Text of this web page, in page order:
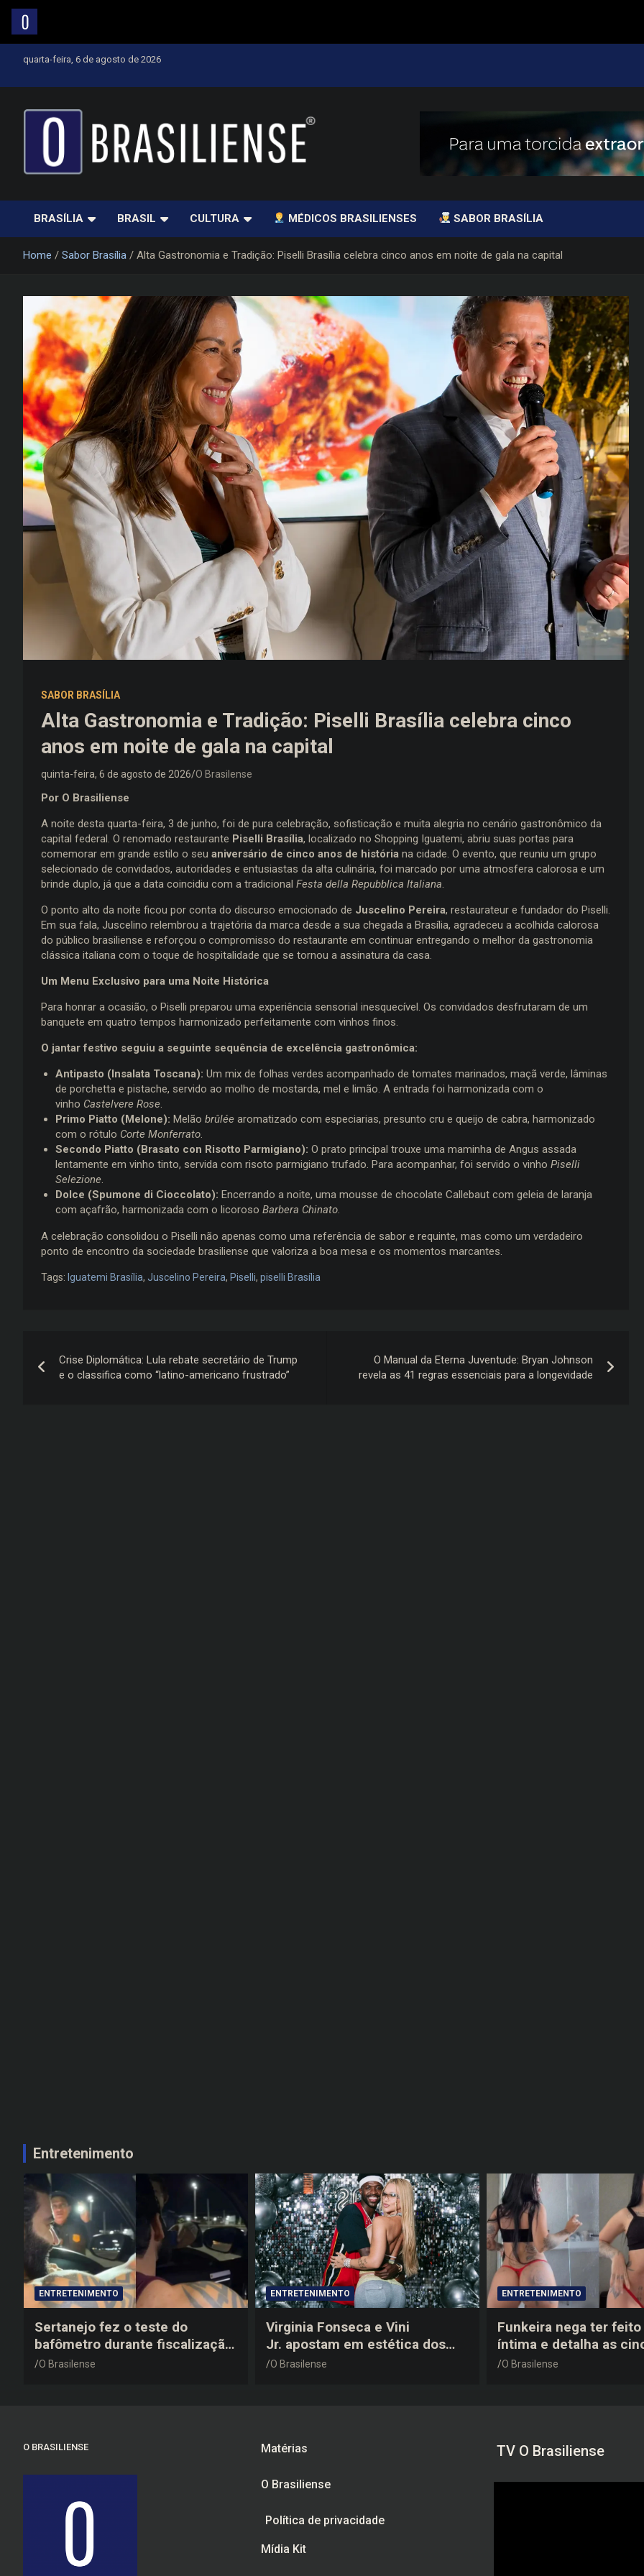
quarta-feira, 6 de agosto de 2026
BRASÍLIA BRASIL CULTURA MÉDICOS BRASILIENSES SABOR BRASÍLIA
Home Sabor Brasília Alta Gastronomia e Tradição: Piselli Brasília celebra cinco anos em noite de gala na capital
SABOR BRASÍLIA
Alta Gastronomia e Tradição: Piselli Brasília celebra cinco
anos em noite de gala na capital
quinta-feira, 6 de agosto de 2026 O Brasilense
Por O Brasiliense
A noite desta quarta-feira, 3 de junho, foi de pura celebração, sofisticação e muita alegria no cenário gastronômico da
capital federal. O renomado restaurante Piselli Brasília, localizado no Shopping Iguatemi, abriu suas portas para
comemorar em grande estilo o seu aniversário de cinco anos de história na cidade. O evento, que reuniu um grupo
selecionado de convidados, autoridades e entusiastas da alta culinária, foi marcado por uma atmosfera calorosa e um
brinde duplo, já que a data coincidiu com a tradicional Festa della Repubblica Italiana
O ponto alto da noite ficou por conta do discurso emocionado de Juscelino Pereira, restaurateur e fundador do Piselli.
Em sua fala, Juscelino relembrou a trajetória da marca desde a sua chegada a Brasília, agradeceu a acolhida calorosa
do público brasiliense e reforçou o compromisso do restaurante em continuar entregando o melhor da gastronomia
clássica italiana com o toque de hospitalidade que se tornou a assinatura da casa.
Um Menu Exclusivo para uma Noite Histórica
Para honrar a ocasião, o Piselli preparou uma experiência sensorial inesquecível. Os convidados desfrutaram de um
banquete em quatro tempos harmonizado perfeitamente com vinhos finos.
O jantar festivo seguiu a seguinte sequência de excelência gastronômica:
Antipasto (Insalata Toscana): Um mix de folhas verdes acompanhado de tomates marinados, maçã verde, lâminas
de porchetta e pistache, servido ao molho de mostarda, mel e limão. A entrada foi harmonizada com o
vinho Castelvere Rose
Primo Piatto (Melone): Melão brûlée aromatizado com especiarias, presunto cru e queijo de cabra, harmonizado
com o rótulo Corte Monferrato
Secondo Piatto (Brasato con Risotto Parmigiano): O prato principal trouxe uma maminha de Angus assada
lentamente em vinho tinto, servida com risoto parmigiano trufado. Para acompanhar, foi servido o vinho Piselli
Selezione
Dolce (Spumone di Cioccolato): Encerrando a noite, uma mousse de chocolate Callebaut com geleia de laranja
com açafrão, harmonizada com o licoroso Barbera Chinato
A celebração consolidou o Piselli não apenas como uma referência de sabor e requinte, mas como um verdadeiro
ponto de encontro da sociedade brasiliense que valoriza a boa mesa e os momentos marcantes.
Tags: Iguatemi Brasília, Juscelino Pereira, Piselli, piselli Brasília
de
Crise Diplomática: Lula rebate secretário de Trump
e o classifica como “latino-americano frustrado”
O Manual da Eterna Juventude: Bryan Johnson
revela as 41 regras essenciais para a longevidade
Entretenimento
ENTRETENIMENTO
Sertanejo fez o teste do
bafômetro durante fiscalização
na estrada, deu resultado
O Brasilense
ENTRETENIMENTO
Virginia Fonseca e Vini
Jr. apostam em estética dos
anos 2000 em festa de
O Brasilense
ENTRETENIMENTO
Funkeira nega ter
íntima e detalha as
plásticas que realizou
O Brasilense
O BRASILIENSE Matérias
O Brasiliense
Política de privacidade
Mídia Kit
TV O Brasiliense